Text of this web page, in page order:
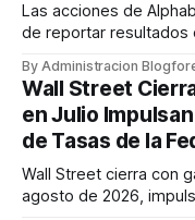
Las acciones de
de reportar resultados
usuarios de Gemini,
de las inversiones en
By Administracion
Wall Street
en Julio
de Tasas de la
Wall Street cierra con
agosto de 2026,